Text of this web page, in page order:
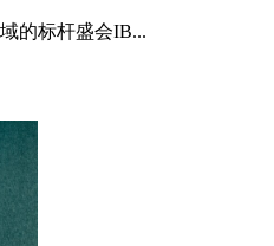
的标杆盛会IB...